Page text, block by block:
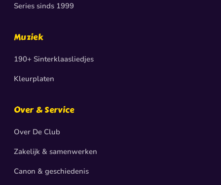
Series sinds 1999
Muziek
190+ Sinterklaasliedjes
Kleurplaten
Over & Service
Over De Club
Zakelijk & samenwerken
Canon & geschiedenis